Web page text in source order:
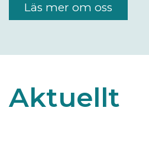
Läs mer om oss
Aktuellt